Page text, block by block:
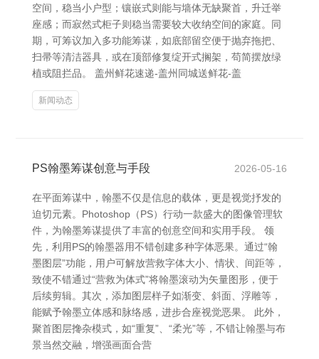
空间，稳当小户型；镶嵌式则能与墙体无缺聚首，升迁举
座感；而寂然式柜子则稳当需要较大收纳空间的家庭。同
期，可筹议加入多功能筹谋，如底部留空便于抛弃拖把、
扫帚等清洁器具，或在顶部修复绽开式搁架，苟简摆放绿
植或阻拦品。 盖州鲜花速递-盖州同城送鲜花-盖
新闻动态
PS翰墨筹谋创意与手段 2026-05-16
在平面筹谋中，翰墨不仅是信息的载体，更是视觉抒发的
迫切元素。Photoshop（PS）行动一款盛大的图像管理软
件，为翰墨筹谋提供了丰富的创意空间和实用手段。 领
先，利用PS的翰墨器用不错创建多种字体恶果。通过“翰
墨图层”功能，用户可解放营救字体大小、情状、间距等，
致使不错通过“营救为体式”将翰墨滚动为矢量图形，便于
后续剪辑。其次，添加图层样子如渐变、斜面、浮雕等，
能赋予翰墨立体感和脉络感，进步合座视觉恶果。 此外，
聚首图层搀杂模式，如“重复”、“柔光”等，不错让翰墨与布
景当然交融，增强画面合营